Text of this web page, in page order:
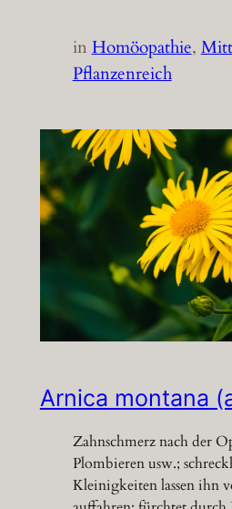
inHomöopathie,
Pflanzenreich
Arnica montana
Zahnschmerz nach der
Plombieren usw.;
Kleinigkeiten lassen ihn